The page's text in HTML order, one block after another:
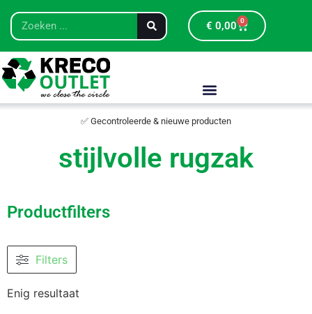
€ 0,00 0
✅ Gecontroleerde & nieuwe producten
stijlvolle rugzak
Productfilters
Filters
Enig resultaat